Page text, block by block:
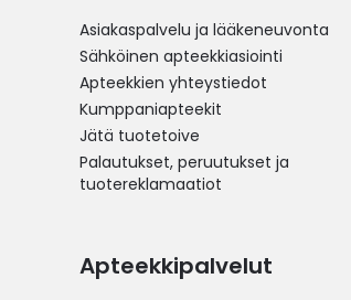
Asiakaspalvelu ja lääkeneuvonta
Sähköinen apteekkiasiointi
Apteekkien yhteystiedot
Kumppaniapteekit
Jätä tuotetoive
Palautukset, peruutukset ja
tuotereklamaatiot
Apteekkipalvelut